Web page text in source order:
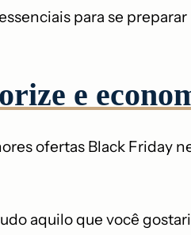
para se
e
ofertas Black Friday
aquilo que você